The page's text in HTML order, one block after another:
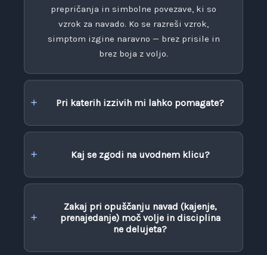
prepričanja in simbolne povezave, ki so
vzrok za navado. Ko se razreši vzrok,
simptom izgine naravno — brez prisile in
brez boja z voljo.
Pri katerih izzivih mi lahko pomagate?
Kaj se zgodi na uvodnem klicu?
Zakaj pri opuščanju navad (kajenje,
prenajedanje) moč volje in disciplina
ne delujeta?